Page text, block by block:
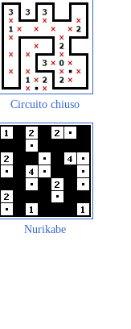
Circuito chiuso
Nurikabe